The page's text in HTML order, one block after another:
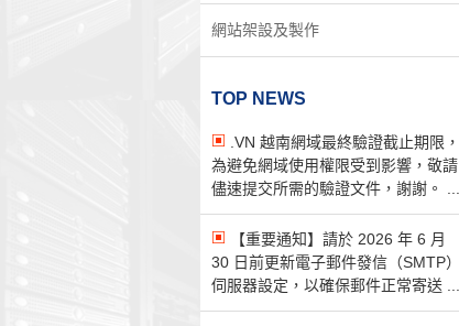
網站架設及製作
TOP NEWS
.VN 越南網域最終驗證截止期限，
為避免網域使用權限受到影響，敬請
儘速提交所需的驗證文件，謝謝。 ...
【重要通知】請於 2026 年 6 月
30 日前更新電子郵件發信（SMTP）
伺服器設定，以確保郵件正常寄送 ...